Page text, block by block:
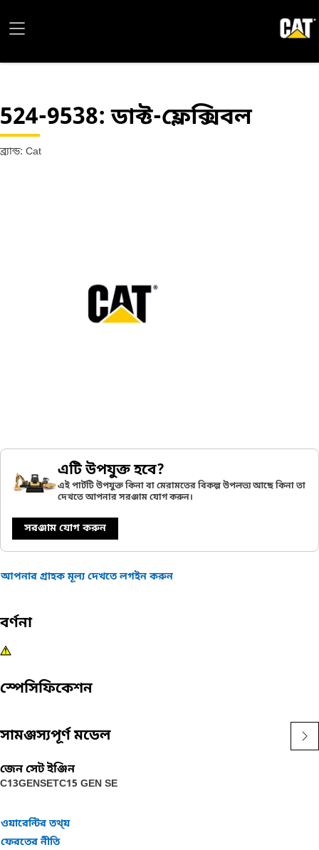
524-9538: ডাক্ট-ফ্লেক্সিবল
ব্র্যান্ড: Cat
এটি উপযুক্ত হবে?
এই পার্টটি উপযুক্ত কিনা বা মেরামতের বিকল্প উপলভ্য আছে কিনা তা
দেখতে আপনার সরঞ্জাম যোগ করুন।
সরঞ্জাম যোগ করুন
আপনার গ্রাহক মূল্য দেখতে লগইন করুন
বর্ণনা
স্পেসিফিকেশন
সামঞ্জস্যপূর্ণ মডেল
জেন সেট ইঞ্জিন
C13GENSETC15 GEN SE
ওয়ারেন্টির তথ্য়
ফেরতের নীতি